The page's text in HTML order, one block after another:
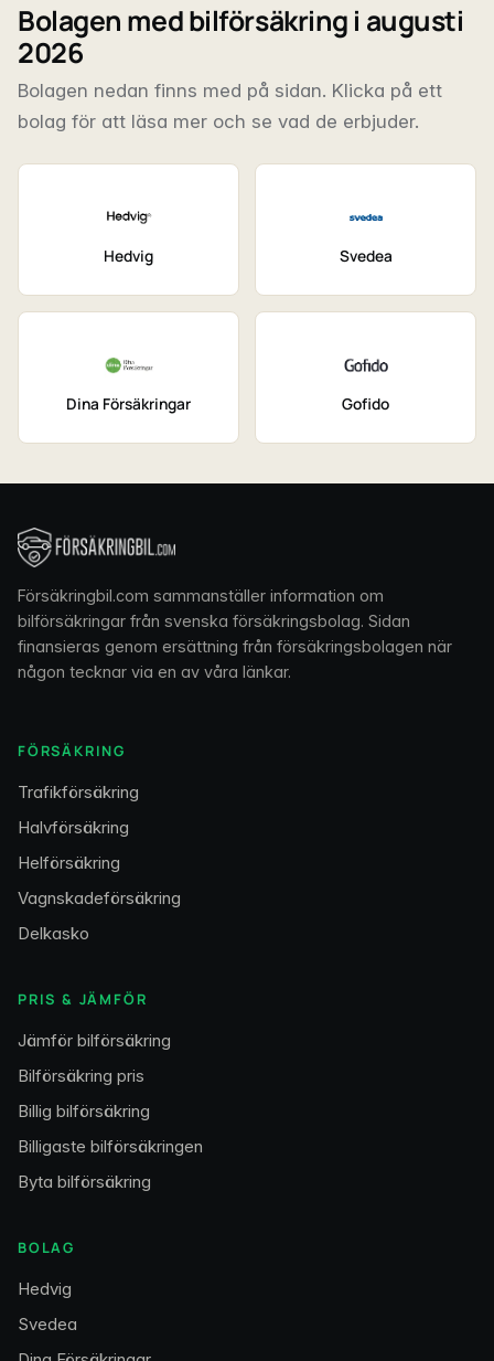
Bolagen med bilförsäkring i augusti
2026
Bolagen nedan finns med på sidan. Klicka på ett
bolag för att läsa mer och se vad de erbjuder.
Hedvig Svedea
Dina Försäkringar Gofido
Försäkringbil.com sammanställer information om
bilförsäkringar från svenska försäkringsbolag. Sidan
finansieras genom ersättning från försäkringsbolagen när
någon tecknar via en av våra länkar.
FÖRSÄKRING
Trafikförsäkring
Halvförsäkring
Helförsäkring
Vagnskadeförsäkring
Delkasko
PRIS & JÄMFÖR
Jämför bilförsäkring
Bilförsäkring pris
Billig bilförsäkring
Billigaste bilförsäkringen
Byta bilförsäkring
BOLAG
Hedvig
Svedea